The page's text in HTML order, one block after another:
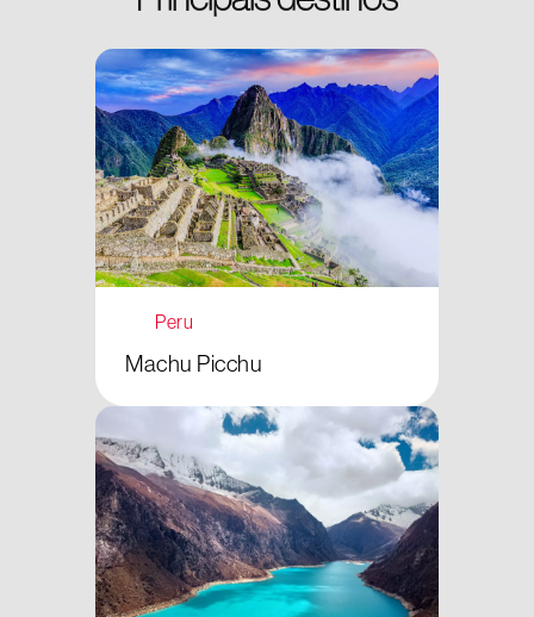
Peru
Machu Picchu